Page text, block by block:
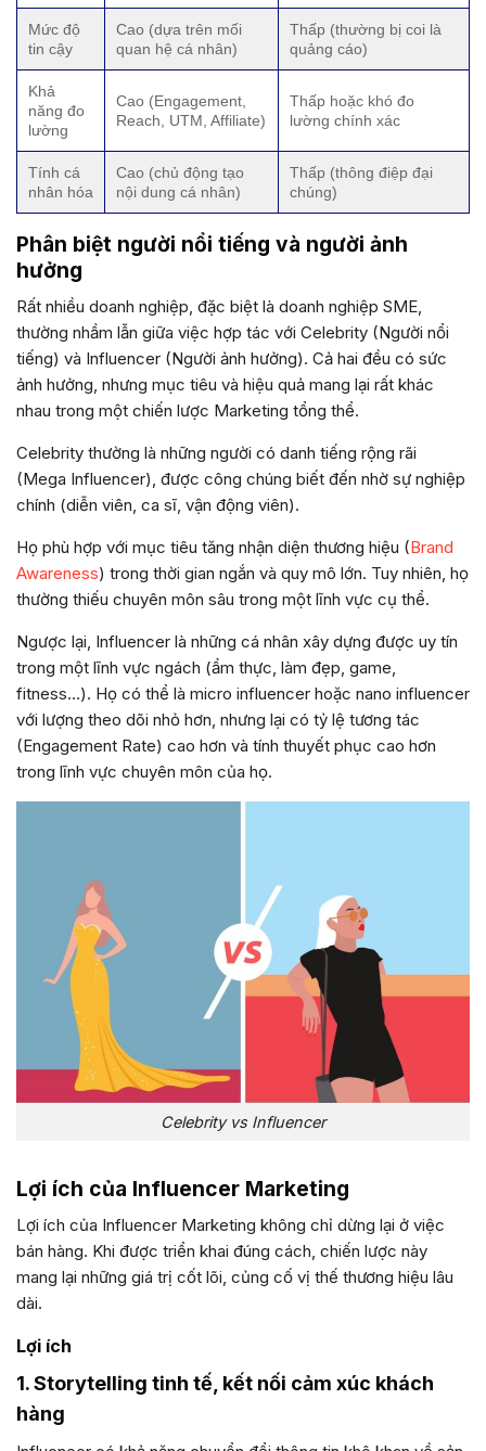
Mức độ
tin cậy
Cao (dựa trên mối
quan hệ cá nhân)
Thấp (thường bị coi là
quảng cáo)
Khả
năng đo
lường
Cao (Engagement,
Reach, UTM, Affiliate)
Thấp hoặc khó đo
lường chính xác
Tính cá
nhân hóa
Cao (chủ động tạo
nội dung cá nhân)
Thấp (thông điệp đại
chúng)
Phân biệt người nổi tiếng và người ảnh
hưởng
Rất nhiều doanh nghiệp, đặc biệt là doanh nghiệp SME,
thường nhầm lẫn giữa việc hợp tác với Celebrity (Người nổi
tiếng) và Influencer (Người ảnh hưởng). Cả hai đều có sức
ảnh hưởng, nhưng mục tiêu và hiệu quả mang lại rất khác
nhau trong một chiến lược Marketing tổng thể.
Celebrity thường là những người có danh tiếng rộng rãi
(Mega Influencer), được công chúng biết đến nhờ sự nghiệp
chính (diễn viên, ca sĩ, vận động viên).
Họ phù hợp với mục tiêu tăng nhận diện thương hiệu (Brand
Awareness) trong thời gian ngắn và quy mô lớn. Tuy nhiên, họ
thường thiếu chuyên môn sâu trong một lĩnh vực cụ thể.
Ngược lại, Influencer là những cá nhân xây dựng được uy tín
trong một lĩnh vực ngách (ẩm thực, làm đẹp, game,
fitness…). Họ có thể là micro influencer hoặc nano influencer
với lượng theo dõi nhỏ hơn, nhưng lại có tỷ lệ tương tác
(Engagement Rate) cao hơn và tính thuyết phục cao hơn
trong lĩnh vực chuyên môn của họ.
Celebrity vs Influencer
Lợi ích của Influencer Marketing
Lợi ích của Influencer Marketing không chỉ dừng lại ở việc
bán hàng. Khi được triển khai đúng cách, chiến lược này
mang lại những giá trị cốt lõi, củng cố vị thế thương hiệu lâu
dài.
Lợi ích
1. Storytelling tinh tế, kết nối cảm xúc khách
hàng